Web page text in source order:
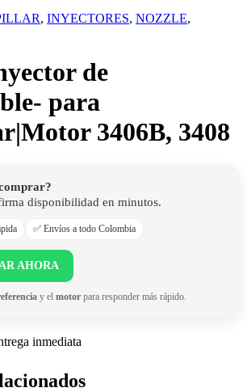
, INYECTORES, NOZZLE,
de
para
3406B, 3408
disponibilidad en minutos.
✅ Envíos a todo Colombia
AHORA
y el motor para responder más rápido.
inmediata